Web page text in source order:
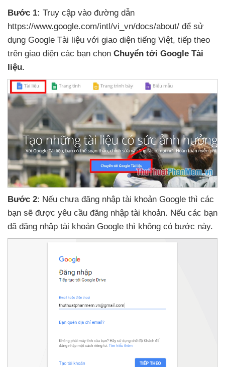
Bước 1: Truy cập vào đường dẫn
https://www.google.com/intl/vi_vn/docs/about/ để sử
dụng Google Tài liệu với giao diện tiếng Việt, tiếp theo
trên giao diện các bạn chọn Chuyển tới Google Tài
liệu.
Bước 2: Nếu chưa đăng nhập tài khoản Google thì các
bạn sẽ được yêu cầu đăng nhập tài khoản. Nếu các bạn
đã đăng nhập tài khoản Google thì không có bước này.